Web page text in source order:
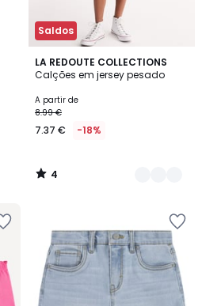
Saldos
LA REDOUTE COLLECTIONS
Calções em jersey pesado
A partir de
8.99 €
7.37 € -18%
4
/
3
Cores
4
/